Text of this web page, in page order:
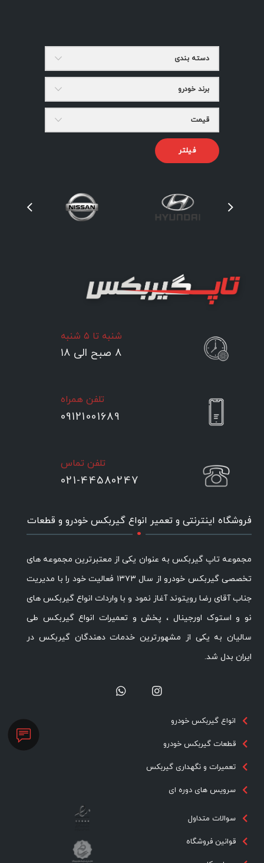
دسته بندی
برند خودرو
قیمت
فیلتر
شنبه تا ۵ شنبه
۸ صبح الی ۱۸
تلفن همراه
09121001689
تلفن تماس
021-44580247
فروشگاه اینترنتی و تعمیر انواع گیربکس خودرو و قطعات
.
مجموعه تاپ گیربکس به عنوان یکی از معتبرترین مجموعه های
تخصصی گیربکس خودرو از سال ۱۳۷۳ فعالیت خود را با مدیریت
جناب آقای رضا رویتوند آغاز نمود و با واردات انواع گیربکس های
نو و استوک اورجینال ، پخش و تعمیرات انواع گیربکس طی
سالیان به یکی از مشهورترین خدمات دهندگان گیربکس در
ایران بدل شد.
انواع گیربکس خودرو
قطعات گیربکس خودرو
تعمیرات و نگهداری گیربکس
سرویس های دوره ای
سوالات متداول
قوانین فروشگاه